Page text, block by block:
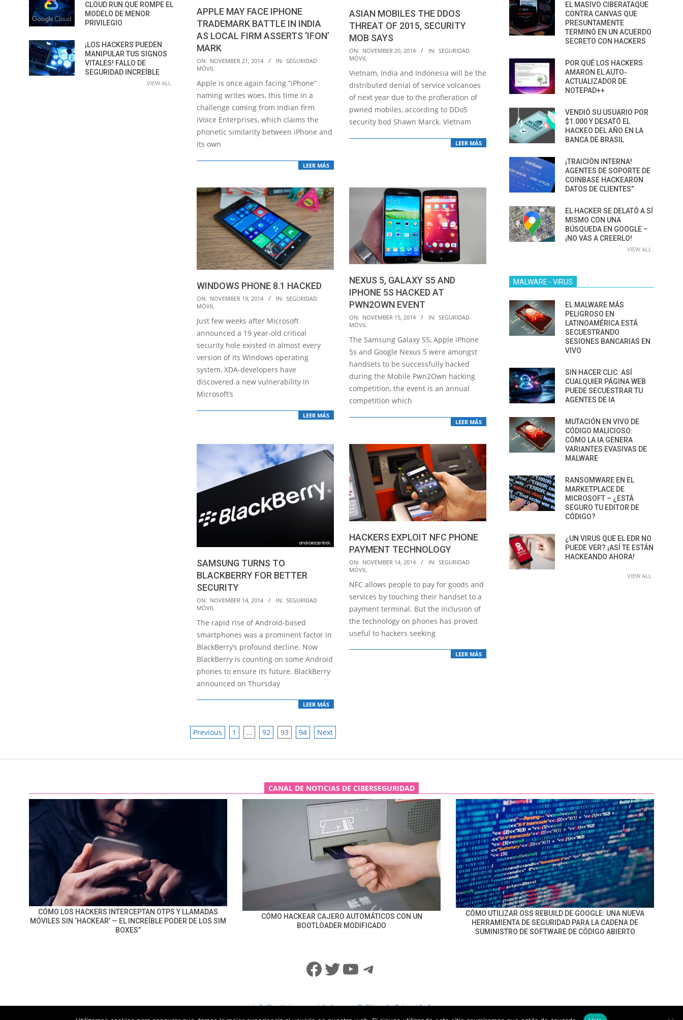
APPLE MAY FACE IPHONE
TRADEMARK BATTLE IN INDIA
AS LOCAL FIRM ASSERTS ‘IFON’
MARK
2014-
11-
21
ON: NOVEMBER 21, 2014 IN: SEGURIDAD
MÓVIL
Apple is once again facing “iPhone”
naming writes woes, this time in a
challenge coming from Indian firm
iVoice Enterprises, which claims the
phonetic similarity between iPhone and
its own
LEER MÁS
ASIAN MOBILES THE DDOS
THREAT OF 2015, SECURITY
MOB SAYS
2014-
11-
20
ON: NOVEMBER 20, 2014 IN: SEGURIDAD
MÓVIL
Vietnam, India and Indonesia will be the
distributed denial of service volcanoes
of next year due to the profieration of
pwned mobiles, according to DDoS
security bod Shawn Marck. Vietnam
LEER MÁS
WINDOWS PHONE 8.1 HACKED
2014-
11-
19
ON: NOVEMBER 19, 2014 IN: SEGURIDAD
MÓVIL
Just few weeks after Microsoft
announced a 19 year-old critical
security hole existed in almost every
version of its Windows operating
system, XDA-developers have
discovered a new vulnerability in
Microsoft’s
LEER MÁS
NEXUS 5, GALAXY S5 AND
IPHONE 5S HACKED AT
PWN2OWN EVENT
2014-
11-
15
ON: NOVEMBER 15, 2014 IN: SEGURIDAD
MÓVIL
The Samsung Galaxy S5, Apple iPhone
5s and Google Nexus 5 were amongst
handsets to be successfully hacked
during the Mobile Pwn2Own hacking
competition, the event is an annual
competition which
LEER MÁS
SAMSUNG TURNS TO
BLACKBERRY FOR BETTER
SECURITY
2014-
11-
14
ON: NOVEMBER 14, 2014 IN: SEGURIDAD
MÓVIL
The rapid rise of Android-based
smartphones was a prominent factor in
BlackBerry’s profound decline. Now
BlackBerry is counting on some Android
phones to ensure its future. BlackBerry
announced on Thursday
LEER MÁS
HACKERS EXPLOIT NFC PHONE
PAYMENT TECHNOLOGY
2014-
11-
14
ON: NOVEMBER 14, 2014 IN: SEGURIDAD
MÓVIL
NFC allows people to pay for goods and
services by touching their handset to a
payment terminal. But the inclusion of
the technology on phones has proved
useful to hackers seeking
LEER MÁS
POSTS
Previous 1 … 92 93 94 Next
CLOUD RUN QUE ROMPE EL
MODELO DE MENOR
PRIVILEGIO
¡LOS HACKERS PUEDEN
MANIPULAR TUS SIGNOS
VITALES! FALLO DE
SEGURIDAD INCREÍBLE
VIEW ALL
EL MASIVO CIBERATAQUE
CONTRA CANVAS QUE
PRESUNTAMENTE
TERMINÓ EN UN ACUERDO
SECRETO CON HACKERS
POR QUÉ LOS HACKERS
AMARON EL AUTO-
ACTUALIZADOR DE
NOTEPAD++
VENDIÓ SU USUARIO POR
$1.000 Y DESATÓ EL
HACKEO DEL AÑO EN LA
BANCA DE BRASIL
¡TRAICIÓN INTERNA!
AGENTES DE SOPORTE DE
COINBASE HACKEARON
DATOS DE CLIENTES”
EL HACKER SE DELATÓ A SÍ
MISMO CON UNA
BÚSQUEDA EN GOOGLE –
¡NO VAS A CREERLO!
VIEW ALL
MALWARE - VIRUS
EL MALWARE MÁS
PELIGROSO EN
LATINOAMÉRICA ESTÁ
SECUESTRANDO
SESIONES BANCARIAS EN
VIVO
SIN HACER CLIC: ASÍ
CUALQUIER PÁGINA WEB
PUEDE SECUESTRAR TU
AGENTES DE IA
MUTACIÓN EN VIVO DE
CÓDIGO MALICIOSO:
CÓMO LA IA GENERA
VARIANTES EVASIVAS DE
MALWARE
RANSOMWARE EN EL
MARKETPLACE DE
MICROSOFT – ¿ESTÁ
SEGURO TU EDITOR DE
CÓDIGO?
¿UN VIRUS QUE EL EDR NO
PUEDE VER? ¡ASÍ TE ESTÁN
HACKEANDO AHORA!
VIEW ALL
CANAL DE NOTICIAS DE CIBERSEGURIDAD
CÓMO LOS HACKERS INTERCEPTAN OTPS Y LLAMADAS
MÓVILES SIN ‘HACKEAR’ — EL INCREÍBLE PODER DE LOS SIM
BOXES”
CÓMO HACKEAR CAJERO AUTOMÁTICOS CON UN
BOOTLOADER MODIFICADO
CÓMO UTILIZAR OSS REBUILD DE GOOGLE: UNA NUEVA
HERRAMIENTA DE SEGURIDAD PARA LA CADENA DE
SUMINISTRO DE SOFTWARE DE CÓDIGO ABIERTO
Facebook
Twitter
YouTube
Telegram
info@noticiasseguridad.com Política de Privacidad